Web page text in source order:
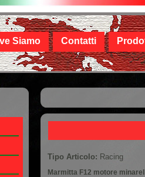
Siamo Contatti
Tu sei qui
Tipo Articolo: Racing
Marmitta F12 motore